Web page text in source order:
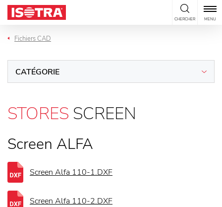
Passer au contenu
CHERCHER MENU
Fichiers CAD
CATÉGORIE
STORES SCREEN
Screen ALFA
Screen Alfa 110-1.DXF
Screen Alfa 110-2.DXF